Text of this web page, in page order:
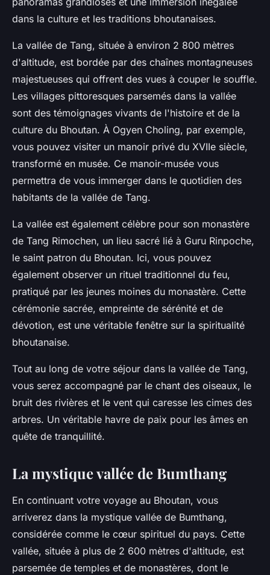
dans la culture et les traditions bhoutanaises.
La vallée de Tang, située à environ 2 800 mètres
d'altitude, est bordée par des chaînes montagneuses
majestueuses qui offrent des vues à couper le souffle.
Les villages pittoresques parsemés dans la vallée
sont des témoignages vivants de l'histoire et de la
culture du Bhoutan. À Ogyen Choling, par exemple,
vous pouvez visiter un manoir privé du XVIIe siècle,
transformé en musée. Ce manoir-musée vous
permettra de vous immerger dans le quotidien des
habitants de la vallée de Tang.
La vallée est également célèbre pour son monastère
de Tang Rimochen, un lieu sacré lié à Guru Rinpoche,
le saint patron du Bhoutan. Ici, vous pouvez
également observer un rituel traditionnel du feu,
pratiqué par les jeunes moines du monastère. Cette
cérémonie sacrée, empreinte de sérénité et de
dévotion, est une véritable fenêtre sur la spiritualité
bhoutanaise.
Tout au long de votre séjour dans la vallée de Tang,
vous serez accompagné par le chant des oiseaux, le
bruit des rivières et le vent qui caresse les cimes des
arbres. Un véritable havre de paix pour les âmes en
quête de tranquillité.
La mystique vallée de Bumthang
En continuant votre voyage au Bhoutan, vous
arriverez dans la mystique vallée de Bumthang,
considérée comme le cœur spirituel du pays. Cette
vallée, située à plus de 2 600 mètres d'altitude, est
parsemée de temples et de monastères, dont le